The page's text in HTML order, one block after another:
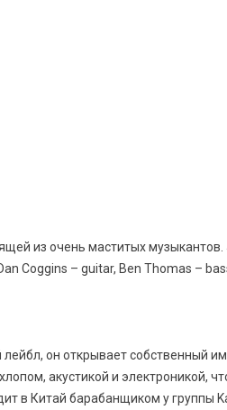
из очень маститых музыкантов.
Coggins – guitar, Ben Thomas –
он открывает собственный
акустикой и электроникой,
в Китай барабанщиком у группы